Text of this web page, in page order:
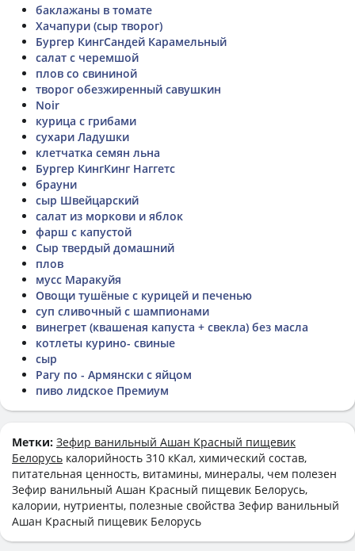
баклажаны в томате
Хачапури (сыр творог)
Бургер КингСандей Карамельный
салат с черемшой
плов со свининой
творог обезжиренный савушкин
Noir
курица с грибами
сухари Ладушки
клетчатка семян льна
Бургер КингКинг Наггетс
брауни
сыр Швейцарский
салат из моркови и яблок
фарш с капустой
Сыр твердый домашний
плов
мусс Маракуйя
Овощи тушёные с курицей и печенью
суп сливочный с шампионами
винегрет (квашеная капуста + свекла) без масла
котлеты курино- свиные
сыр
Рагу по - Армянски с яйцом
пиво лидское Премиум
Метки: Зефир ванильный Ашан Красный пищевик
Белорусь калорийность 310 кКал, химический состав,
питательная ценность, витамины, минералы, чем полезен
Зефир ванильный Ашан Красный пищевик Белорусь,
калории, нутриенты, полезные свойства Зефир ванильный
Ашан Красный пищевик Белорусь